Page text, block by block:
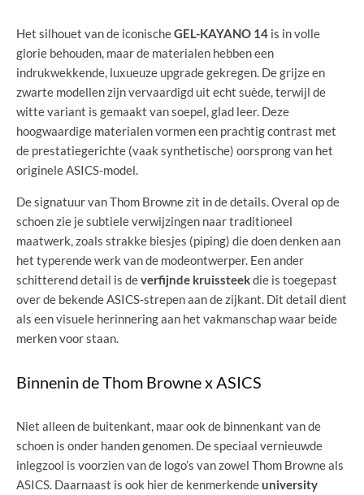
Het silhouet van de iconischeGEL-KAYANO 14 is in volle
glorie behouden, maar de materialen hebben een
indrukwekkende, luxueuze upgrade gekregen. De grijze en
zwarte modellen zijn vervaardigd uit echt suède, terwijl de
witte variant is gemaakt van soepel, glad leer. Deze
hoogwaardige materialen vormen een prachtig contrast met
de prestatiegerichte (vaak synthetische) oorsprong van het
originele ASICS-model.
De signatuur van Thom Browne zit in de details. Overal op de
schoen zie je subtiele verwijzingen naar traditioneel
maatwerk, zoals strakke biesjes (piping) die doen denken aan
het typerende werk van de modeontwerper. Een ander
schitterend detail is deverfijnde kruissteekdie is toegepast
over de bekende ASICS-strepen aan de zijkant. Dit detail dient
als een visuele herinnering aan het vakmanschap waar beide
merken voor staan.
Binnenin de Thom Browne x ASICS
Niet alleen de buitenkant, maar ook de binnenkant van de
schoen is onder handen genomen. De speciaal vernieuwde
inlegzool is voorzien van de logo’s van zowel Thom Browne als
ASICS. Daarnaast is ook hier de kenmerkendeuniversity